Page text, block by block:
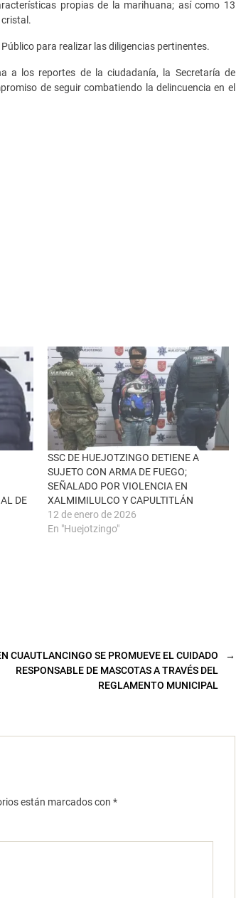
propias de la marihuana; así como 13
para realizar las diligencias pertinentes.
a los reportes de la ciudadanía, la Secretaría de
de seguir combatiendo la delincuencia en el
DE
SSC DE HUEJOTZINGO DETIENE A
SUJETO CON ARMA DE FUEGO;
SEÑALADO POR VIOLENCIA EN
XALMIMILULCO Y CAPULTITLÁN
12 de enero de 2026
En "Huejotzingo"
→
CUAUTLANCINGO SE PROMUEVE EL CUIDADO
RESPONSABLE DE MASCOTAS A TRAVÉS DEL
REGLAMENTO MUNICIPAL
están marcados con *